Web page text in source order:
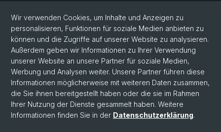
Social Media
Linkedin
Bluesky
© Universität Basel
Philosophisch-Historische Fakultät
Wir verwenden Cookies, um Inhalte und Anzeigen zu
personalisieren, Funktionen für soziale Medien anbieten zu
können und die Zugriffe auf unserer Website zu analysieren.
Außerdem geben wir Informationen zu Ihrer Verwendung
unserer Website an unsere Partner für soziale Medien,
Werbung und Analysen weiter. Unsere Partner führen diese
Informationen möglicherweise mit weiteren Daten zusammen,
die Sie ihnen bereitgestellt haben oder die sie im Rahmen
Ihrer Nutzung der Dienste gesammelt haben. Weitere
Informationen finden Sie in der Datenschutzerklärung.